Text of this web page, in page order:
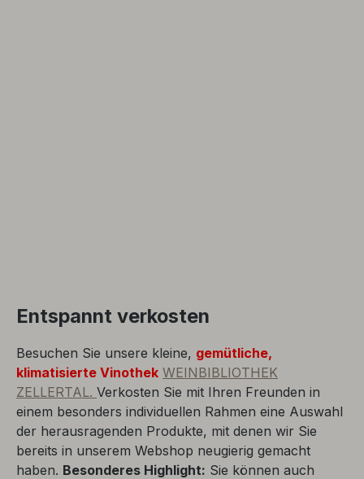
Entspannt verkosten
Besuchen Sie unsere kleine, gemütliche,
klimatisierte Vinothek WEINBIBLIOTHEK
ZELLERTAL. Verkosten Sie mit Ihren Freunden in
einem besonders individuellen Rahmen eine Auswahl
der herausragenden Produkte, mit denen wir Sie
bereits in unserem Webshop neugierig gemacht
haben. Besonderes Highlight: Sie können auch